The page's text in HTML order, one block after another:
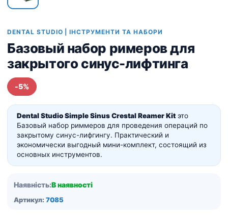
DENTAL STUDIO | ІНСТРУМЕНТИ ТА НАБОРИ
Базовый набор римеров для
закрытого синус-лифтинга
-5%
Dental Studio Simple Sinus Crestal Reamer Kit это
Базовый набор риммеров для проведения операций по
закрытому синуc-лифгингу. Практический и
экономически выгодный мини-комплект, состоящий из
основных инструментов.
Наявність:В наявності
Артикул: 7085